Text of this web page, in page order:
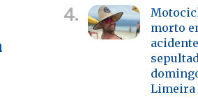
4.
morto
Limeira